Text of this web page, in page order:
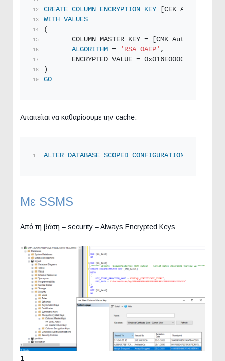
CREATE COLUMN ENCRYPTION KEY [CEK_Auto1]
WITH
VALUES
(
       COLUMN_MASTER_KEY = [CMK_Auto1],
ALGORITHM = 'RSA_OAEP' ,
ENCRYPTED_VALUE =
)
GO
Απαιτείται να καθαρίσουμε την cache:
ALTER DATABASE SCOPED CONFIGURATION
Με SSMS
Από τη βάση – security – Always Encrypted Keys
1